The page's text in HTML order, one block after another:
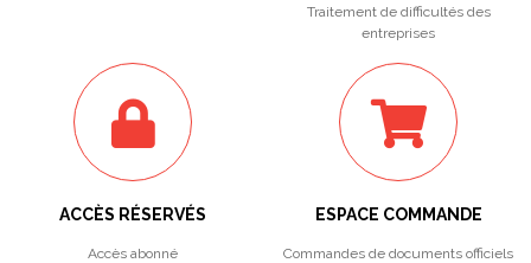
Traitement de difficultés des
entreprises
ACCÈS RÉSERVÉS
Accès abonné
ESPACE COMMANDE
Commandes de documents officiels